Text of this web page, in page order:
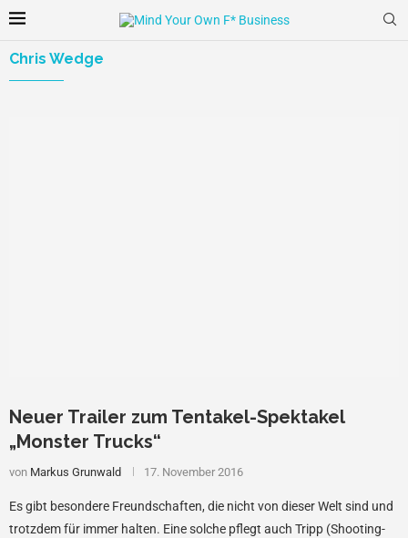
Chris Wedge
Neuer Trailer zum Tentakel-Spektakel
„Monster Trucks“
von Markus Grunwald 17. November 2016
Es gibt besondere Freundschaften, die nicht von dieser Welt sind und
trotzdem für immer halten. Eine solche pflegt auch Tripp (Shooting-